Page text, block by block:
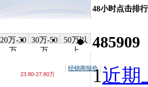
20万-30
万
30万-50
万
50万以
上
23.80-27.80万
经销商报价
48小时点击排行
485909
1近期